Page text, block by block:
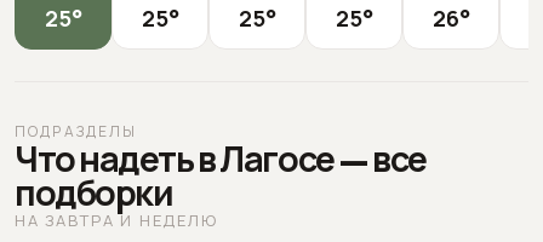
25° 25° 25° 25° 26°
ПОДРАЗДЕЛЫ
Что надеть в Лагосе — все
подборки
НА ЗАВТРА И НЕДЕЛЮ